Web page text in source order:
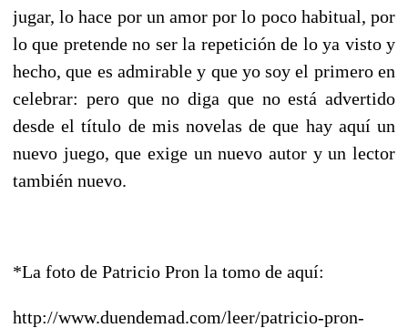
jugar, lo hace por un amor por lo poco habitual, por
lo que pretende no ser la repetición de lo ya visto y
hecho, que es admirable y que yo soy el primero en
celebrar: pero que no diga que no está advertido
desde el título de mis novelas de que hay aquí un
nuevo juego, que exige un nuevo autor y un lector
también nuevo.
*La foto de Patricio Pron la tomo de aquí:
http://www.duendemad.com/leer/patricio-pron-